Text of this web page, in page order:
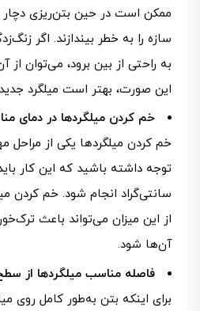
ممکن است در حین بتن‌ریزی
سازه را به خطر بیندازند. اگر
به راحتی از بین برود، می‌توان از
این صورت، بهتر است میلگرد
خم کردن میلگردها در دمای
خم کردن میلگردها یکی از مراحل
سانتی‌گراد انجام شود. خم کردن
از این میزان می‌تواند باعث
آن‌ها شود.
فاصله مناسب میلگردها از
برای اینکه بتن به‌طور کامل روی